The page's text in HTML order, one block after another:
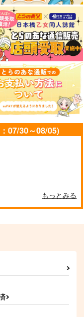
夏油傑×五条悟
サンプル
作品詳細
凪誠士郎×御影玲王
07/30～08/05)
もっとみる